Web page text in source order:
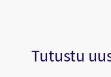
Tutustu